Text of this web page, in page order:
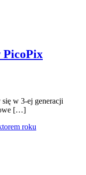
PicoPix
w 3-ej generacji
[…]